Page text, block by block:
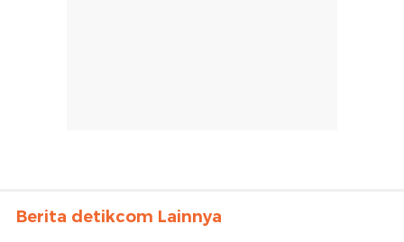
Berita detikcom Lainnya